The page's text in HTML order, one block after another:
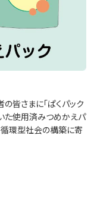
皆さまに「ぱくパック
た使用済みつめかえパ
循環型社会の構築に寄